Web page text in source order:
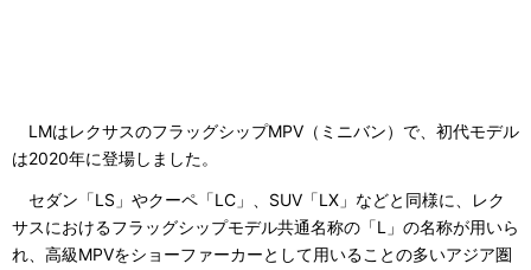
LMはレクサスのフラッグシップMPV（ミニバン）で、初代モデル
は2020年に登場しました。
セダン「LS」やクーペ「LC」、SUV「LX」などと同様に、レク
サスにおけるフラッグシップモデル共通名称の「L」の名称が用いら
れ、高級MPVをショーファーカーとして用いることの多いアジア圏